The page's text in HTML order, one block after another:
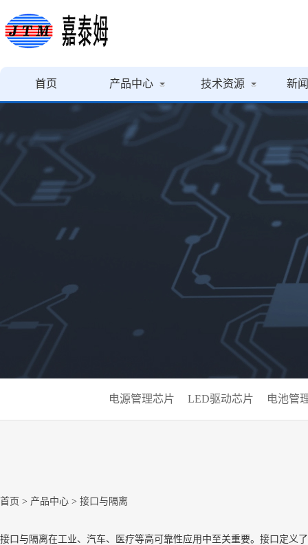
首页 产品中心 技术资源 新
电源管理芯片 LED驱动芯片 电池管
首页 > 产品中心 > 接口与隔离
接口与隔离在工业、汽车、医疗等高可靠性应用中至关重要。接口定义